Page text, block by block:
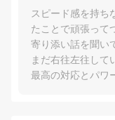
スピード感を持ち
たことで頑張って
寄り添い話を聞い
まだ右往左往して
最高の対応とパワ